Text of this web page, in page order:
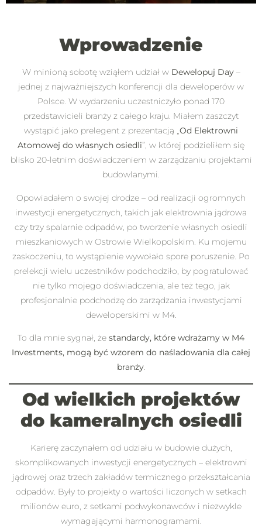
Wprowadzenie
W minioną sobotę wziąłem udział w Dewelopuj Day–
jednej z najważniejszych konferencji dla deweloperów w
Polsce. W wydarzeniu uczestniczyło ponad 170
przedstawicieli branży z całego kraju. Miałem zaszczyt
wystąpić jako prelegent z prezentacją „Od Elektrowni
Atomowej do własnych osiedli”, w której podzieliłem się
blisko 20-letnim doświadczeniem w zarządzaniu projektami
budowlanymi.
Opowiadałem o swojej drodze – od realizacji ogromnych
inwestycji energetycznych, takich jak elektrownia jądrowa
czy trzy spalarnie odpadów, po tworzenie własnych osiedli
mieszkaniowych w Ostrowie Wielkopolskim. Ku mojemu
zaskoczeniu, to wystąpienie wywołało spore poruszenie. Po
prelekcji wielu uczestników podchodziło, by pogratulować
nie tylko mojego doświadczenia, ale też tego, jak
profesjonalnie podchodzę do zarządzania inwestycjami
deweloperskimi w M4.
To dla mnie sygnał, że standardy, które wdrażamy w M4
Investments, mogą być wzorem do naśladowania dla całej
branży.
Od wielkich projektów
do kameralnych osiedli
Karierę zaczynałem od udziału w budowie dużych,
skomplikowanych inwestycji energetycznych – elektrowni
jądrowej oraz trzech zakładów termicznego przekształcania
odpadów. Były to projekty o wartości liczonych w setkach
milionów euro, z setkami podwykonawców i niezwykle
wymagającymi harmonogramami.